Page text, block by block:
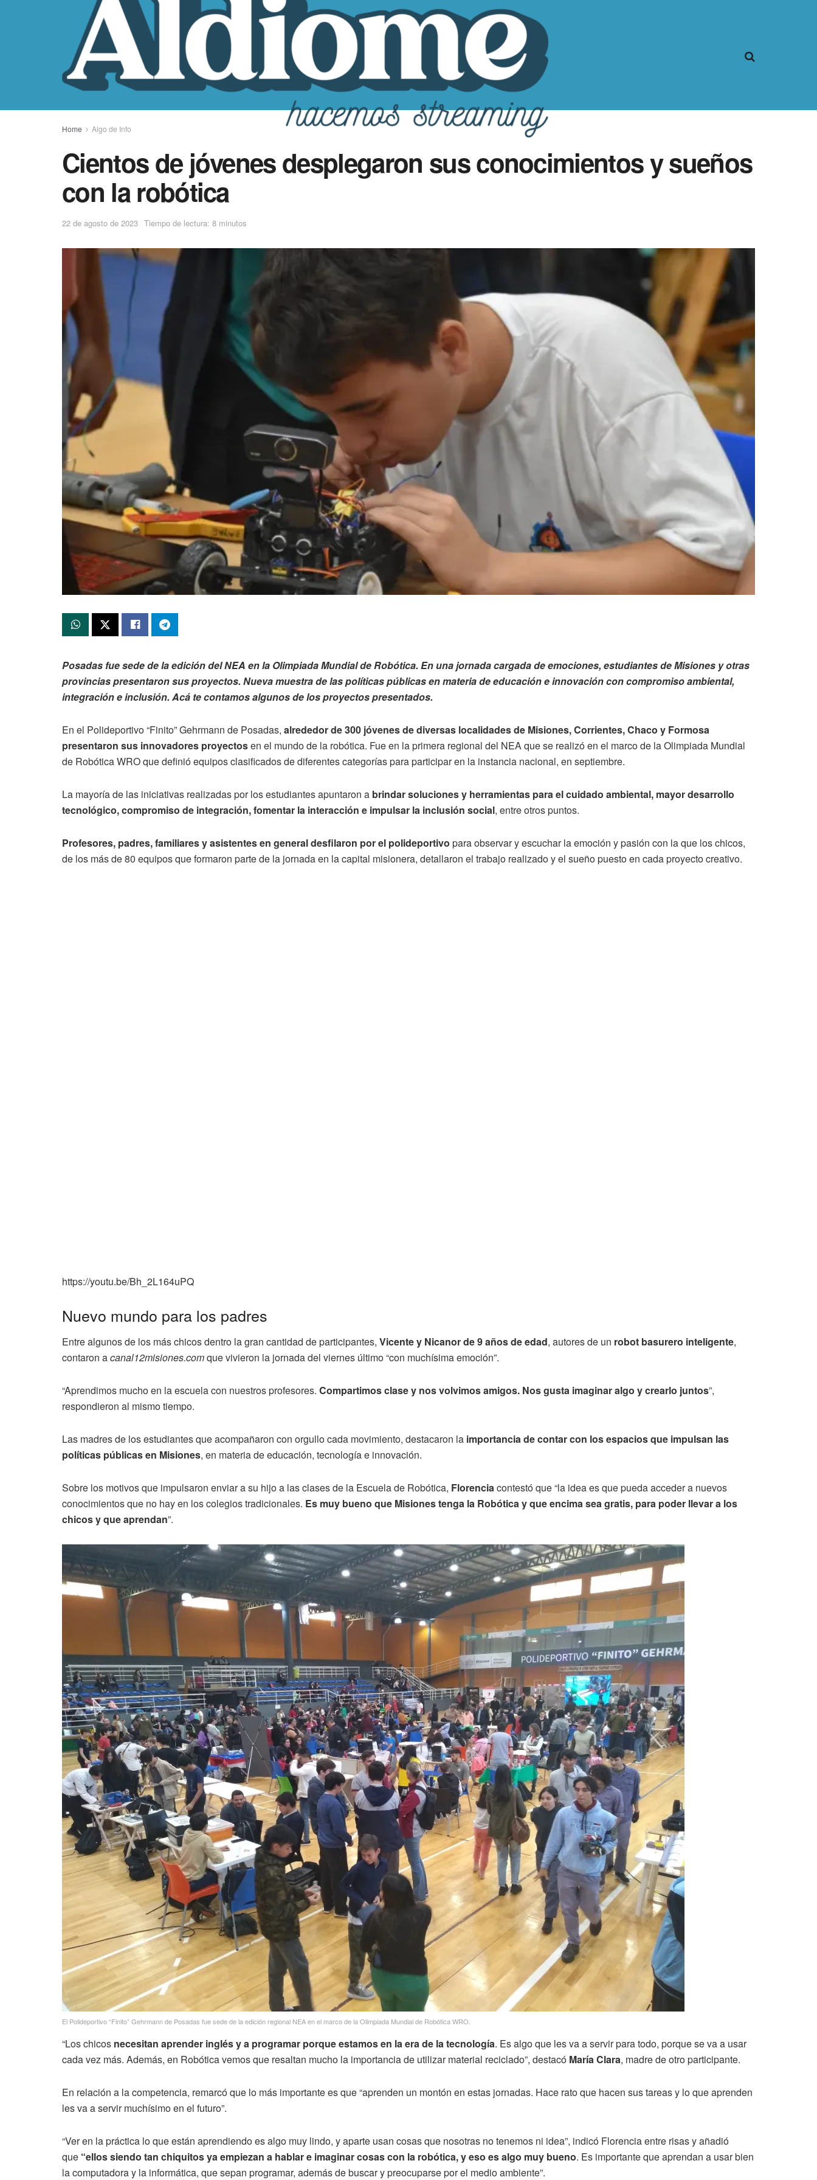
Home Algo de Info
Cientos de jóvenes desplegaron sus conocimientos y sueños
con la robótica
22 de agosto de 2023 Tiempo de lectura: 8 minutos
Posadas fue sede de la edición del NEA en la Olimpiada Mundial de Robótica. En una jornada cargada de emociones, estudiantes de Misiones y otras
provincias presentaron sus proyectos. Nueva muestra de las políticas públicas en materia de educación e innovacióncon compromiso ambiental,
integración e inclusión. Acá te contamos algunos de los proyectos presentados.
En el Polideportivo “Finito” Gehrmann de Posadas, alrededor de 300 jóvenes de diversas localidades de Misiones, Corrientes, Chaco y Formosa
presentaron sus innovadores proyectosen el mundo de la robótica. Fue en la primera regional del NEA que se realizó en el marco de la Olimpiada Mundial
de Robótica WRO que definió equipos clasificados de diferentes categorías para participar en la instancia nacional, en septiembre.
La mayoría de las iniciativas realizadas por los estudiantes apuntaron a brindar soluciones y herramientas para el cuidado ambiental, mayor desarrollo
tecnológico, compromiso de integración, fomentar la interacción e impulsar la inclusión social, entre otros puntos.
Profesores, padres, familiares y asistentes en general desfilaron por el polideportivo para observar y escuchar la emoción y pasión con la que los chicos,
de los más de 80 equipos que formaron parte de la jornada en la capital misionera, detallaron el trabajo realizado y el sueño puesto en cada proyecto creativo.
https://youtu.be/Bh_2L164uPQ
Nuevo mundo para los padres
Entre algunos de los más chicos dentro la gran cantidad de participantes, Vicente y Nicanor de 9 años de edad, autores de un robot basurero inteligente,
contaron acanal12misiones.comque vivieron la jornada del viernes último “con muchísima emoción”.
“Aprendimos mucho en la escuela con nuestros profesores. Compartimos clase y nos volvimos amigos. Nos gusta imaginar algo y crearlo juntos”,
respondieron al mismo tiempo.
Las madres de los estudiantes que acompañaron con orgullo cada movimiento, destacaron la importancia de contar con los espacios que impulsan las
políticas públicas en Misiones, en materia de educación, tecnología e innovación.
Sobre los motivos que impulsaron enviar a su hijo a las clases de la Escuela de Robótica, Florencia contestó que “la idea es que pueda acceder a nuevos
conocimientos que no hay en los colegios tradicionales. Es muy bueno que Misiones tenga la Robótica y que encima sea gratis, para poder llevar a los
chicos y que aprendan”.
El Polideportivo “Finito” Gehrmann de Posadas fue sede de la edición regional NEA en el marco de la Olimpiada Mundial de Robótica WRO.
“Los chicos necesitan aprender inglés y a programar porque estamos en la era de la tecnología. Es algo que les va a servir para todo, porque se va a usar
cada vez más. Además, en Robótica vemos que resaltan mucho la importancia de utilizar material reciclado”, destacó María Clara, madre de otro participante.
En relación a la competencia, remarcó que lo más importante es que “aprenden un montón en estas jornadas. Hace rato que hacen sus tareas y lo que aprenden
les va a servir muchísimo en el futuro”.
“Ver en la práctica lo que están aprendiendo es algo muy lindo, y aparte usan cosas que nosotras no tenemos ni idea”, indicó Florencia entre risas y añadió
que “ellos siendo tan chiquitos ya empiezan a hablar e imaginar cosas con la robótica, y eso es algo muy bueno. Es importante que aprendan a usar bien
la computadora y la informática, que sepan programar, además de buscar y preocuparse por el medio ambiente”.